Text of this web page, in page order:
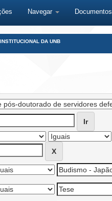
Navegar Documentos
DA UNB